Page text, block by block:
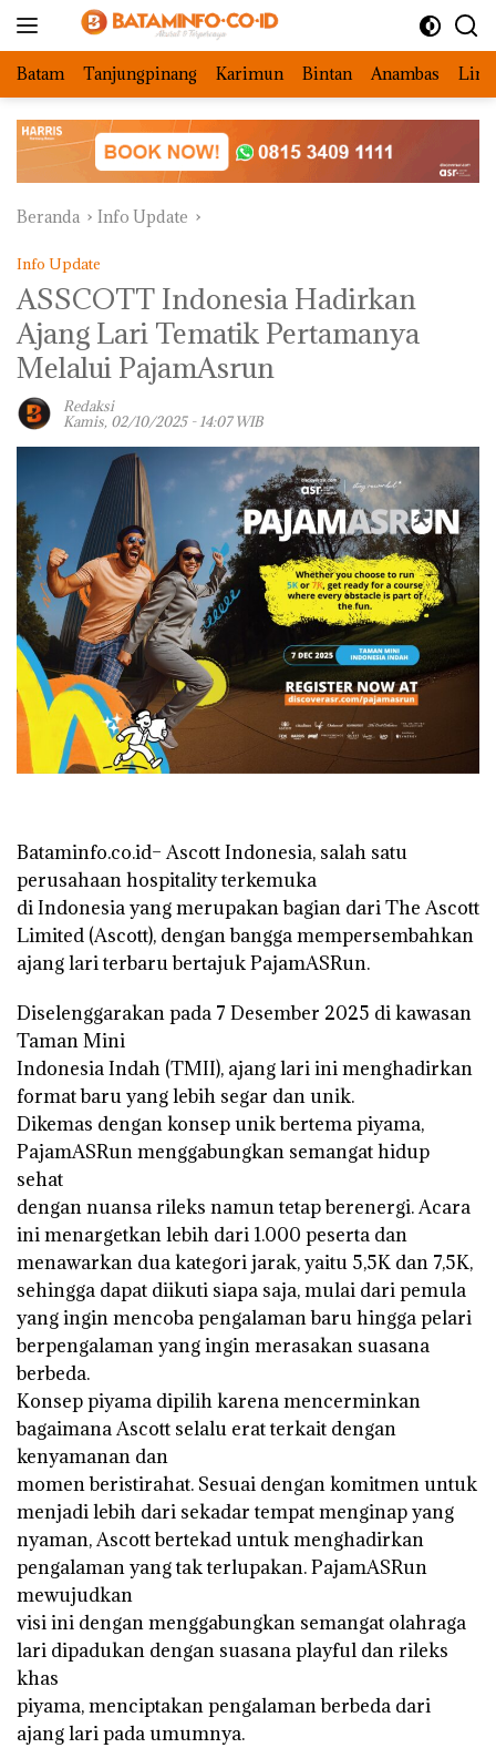
Batam Tanjungpinang Karimun Bintan Anambas
Beranda Info Update
Info Update
ASSCOTT Indonesia Hadirkan
Ajang Lari Tematik Pertamanya
Melalui PajamAsrun
Redaksi
Kamis, 02/10/2025 - 14:07 WIB
Bataminfo.co.id– Ascott Indonesia, salah satu
perusahaan hospitality terkemuka
di Indonesia yang merupakan bagian dari The Ascott
Limited (Ascott), dengan bangga mempersembahkan
ajang lari terbaru bertajuk PajamASRun.
Diselenggarakan pada 7 Desember 2025 di kawasan
Taman Mini
Indonesia Indah (TMII), ajang lari ini menghadirkan
format baru yang lebih segar dan unik.
Dikemas dengan konsep unik bertema piyama,
PajamASRun menggabungkan semangat hidup
sehat
dengan nuansa rileks namun tetap berenergi. Acara
ini menargetkan lebih dari 1.000 peserta dan
menawarkan dua kategori jarak, yaitu 5,5K dan 7,5K,
sehingga dapat diikuti siapa saja, mulai dari pemula
yang ingin mencoba pengalaman baru hingga pelari
berpengalaman yang ingin merasakan suasana
berbeda.
Konsep piyama dipilih karena mencerminkan
bagaimana Ascott selalu erat terkait dengan
kenyamanan dan
momen beristirahat. Sesuai dengan komitmen untuk
menjadi lebih dari sekadar tempat menginap yang
nyaman, Ascott bertekad untuk menghadirkan
pengalaman yang tak terlupakan. PajamASRun
mewujudkan
visi ini dengan menggabungkan semangat olahraga
lari dipadukan dengan suasana playful dan rileks
khas
piyama, menciptakan pengalaman berbeda dari
ajang lari pada umumnya.